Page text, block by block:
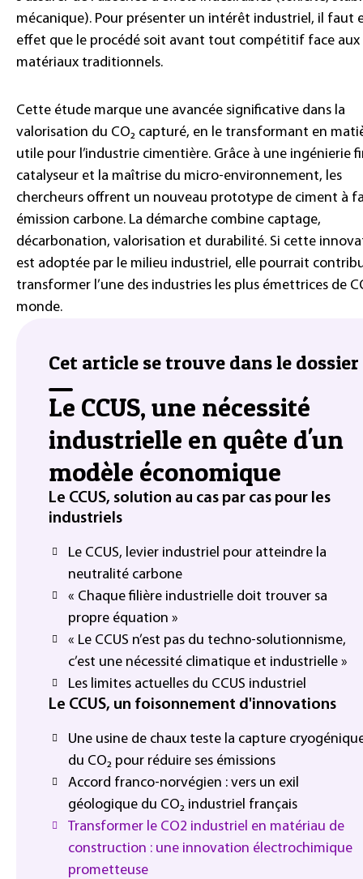
mécanique). Pour présenter un intérêt industriel, il faut
effet que le procédé soit avant tout compétitif face aux
matériaux traditionnels.
Cette étude marque une avancée significative dans la
valorisation du CO₂ capturé, en le transformant en
utile pour l’industrie cimentière. Grâce à une ingénierie
catalyseur et la maîtrise du micro-environnement, les
chercheurs offrent un nouveau prototype de ciment à
émission carbone. La démarche combine captage,
décarbonation, valorisation et durabilité. Si cette
est adoptée par le milieu industriel, elle pourrait
transformer l’une des industries les plus émettrices de
monde.
Cet article se trouve dans le dossier
Le CCUS, une nécessité
industrielle en quête d'un
modèle économique
Le CCUS, solution au cas par cas pour les
industriels
Le CCUS, levier industriel pour atteindre la
neutralité carbone
« Chaque filière industrielle doit trouver sa
propre équation »
« Le CCUS n’est pas du techno-solutionnisme,
c’est une nécessité climatique et industrielle »
Les limites actuelles du CCUS industriel
Le CCUS, un foisonnement d'innovations
Une usine de chaux teste la capture
du CO₂ pour réduire ses émissions
Accord franco-norvégien : vers un exil
géologique du CO₂ industriel français
Transformer le CO2 industriel en matériau de
construction : une innovation électrochimique
prometteuse